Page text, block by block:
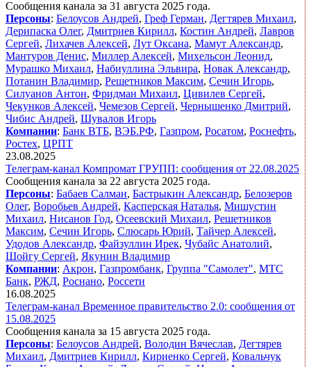
Сообщения канала за 31 августа 2025 года.
Персоны: Белоусов Андрей, Греф Герман, Дегтярев Михаил,
Дерипаска Олег, Дмитриев Кирилл, Костин Андрей, Лавров
Сергей, Лихачев Алексей, Лут Оксана, Мамут Александр,
Мантуров Денис, Миллер Алексей, Михельсон Леонид,
Мурашко Михаил, Набиуллина Эльвира, Новак Александр,
Потанин Владимир, Решетников Максим, Сечин Игорь,
Силуанов Антон, Фридман Михаил, Цивилев Сергей,
Чекунков Алексей, Чемезов Сергей, Чернышенко Дмитрий,
Чибис Андрей, Шувалов Игорь
Компании: Банк ВТБ, ВЭБ.РФ, Газпром, Росатом, Роснефть,
Ростех, ЦРПТ
23.08.2025
Телеграм-канал Компромат ГРУПП: сообщения от 22.08.2025
Сообщения канала за 22 августа 2025 года.
Персоны: Бабаев Салман, Бастрыкин Александр, Белозеров
Олег, Воробьев Андрей, Касперская Наталья, Мишустин
Михаил, Нисанов Год, Осеевский Михаил, Решетников
Максим, Сечин Игорь, Слюсарь Юрий, Тайчер Алексей,
Удодов Александр, Файзуллин Ирек, Чубайс Анатолий,
Шойгу Сергей, Якунин Владимир
Компании: Акрон, Газпромбанк, Группа "Самолет", МТС
Банк, РЖД, Роснано, Россети
16.08.2025
Телеграм-канал Временное правительство 2.0: сообщения от
15.08.2025
Сообщения канала за 15 августа 2025 года.
Персоны: Белоусов Андрей, Володин Вячеслав, Дегтярев
Михаил, Дмитриев Кирилл, Кириенко Сергей, Ковальчук